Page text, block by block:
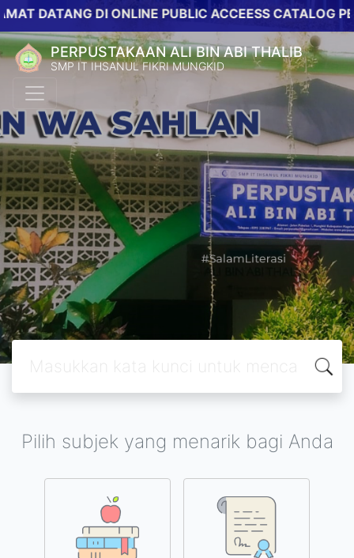
DI ONLINE PUBLIC ACCEESS CATALOG
PERPUSTAKAAN ALI BIN ABI THALIB
SMP IT IHSANUL FIKRI MUNGKID
Pilih subjek yang menarik bagi Anda